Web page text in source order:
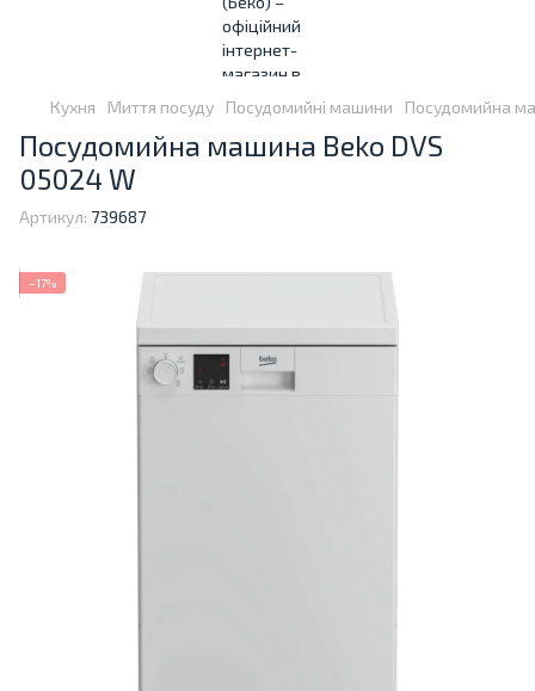
Кухня Миття посуду Посудомийні машини Посудомийна
Посудомийна машина Beko DVS
05024 W
Артикул: 739687
−17%